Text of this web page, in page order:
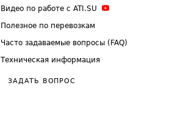
Видео по работе с ATI.SU
Полезное по перевозкам
Часто задаваемые вопросы (FAQ)
Техническая информация
ЗАДАТЬ ВОПРОС